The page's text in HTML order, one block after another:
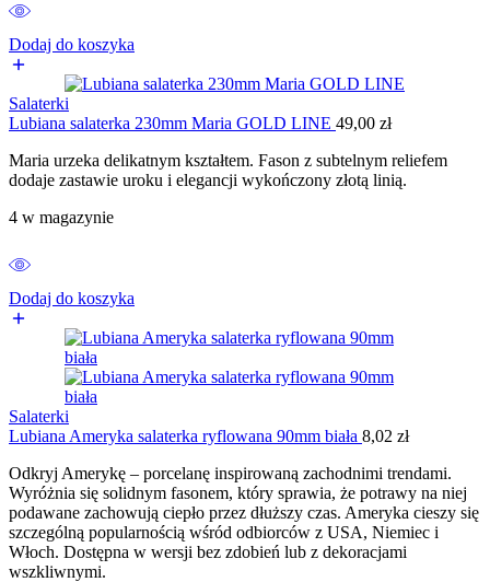
Dodaj do koszyka
Salaterki
Lubiana salaterka 230mm Maria GOLD LINE 49,00 zł
Maria urzeka delikatnym kształtem. Fason z subtelnym reliefem
dodaje zastawie uroku i elegancji wykończony złotą linią.
4 w magazynie
Dodaj do koszyka
Salaterki
Lubiana Ameryka salaterka ryflowana 90mm biała 8,02 zł
Odkryj Amerykę – porcelanę inspirowaną zachodnimi trendami.
Wyróżnia się solidnym fasonem, który sprawia, że potrawy na niej
podawane zachowują ciepło przez dłuższy czas. Ameryka cieszy się
szczególną popularnością wśród odbiorców z USA, Niemiec i
Włoch. Dostępna w wersji bez zdobień lub z dekoracjami
wszkliwnymi.